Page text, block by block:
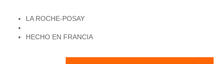
LA ROCHE-POSAY
HECHO EN FRANCIA